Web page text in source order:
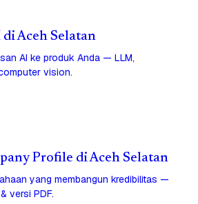
di Aceh Selatan
AI ke produk Anda — LLM,
vision.
Profile di Aceh Selatan
yang membangun kredibilitas —
versi PDF.